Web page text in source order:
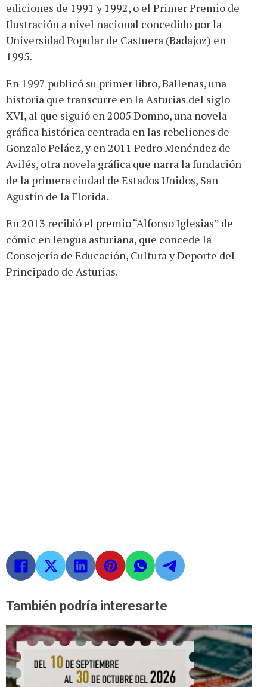
ediciones de 1991 y 1992, o el Primer Premio de
Ilustración a nivel nacional concedido por la
Universidad Popular de Castuera (Badajoz) en
1995.
En 1997 publicó su primer libro, Ballenas, una
historia que transcurre en la Asturias del siglo
XVI, al que siguió en 2005 Domno, una novela
gráfica histórica centrada en las rebeliones de
Gonzalo Peláez, y en 2011 Pedro Menéndez de
Avilés, otra novela gráfica que narra la fundación
de la primera ciudad de Estados Unidos, San
Agustín de la Florida.
En 2013 recibió el premio “Alfonso Iglesias” de
cómic en lengua asturiana, que concede la
Consejería de Educación, Cultura y Deporte del
Principado de Asturias.
También podría interesarte